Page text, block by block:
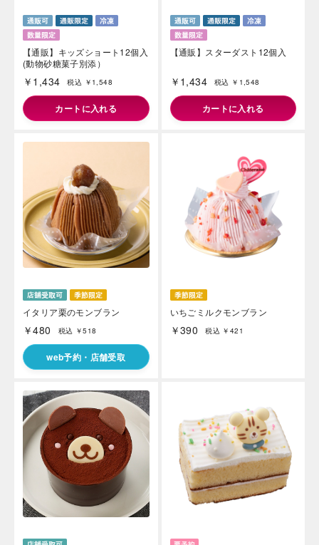
【通販】キッズショート12個入
(動物砂糖菓子別添）
￥1,434 税込 ￥1,548
カートに入れる
【通販】スターダスト12個入
￥1,434 税込 ￥1,548
カートに入れる
イタリア栗のモンブラン
￥480 税込 ￥518
web予約・店舗受取
いちごミルクモンブラン
￥390 税込 ￥421